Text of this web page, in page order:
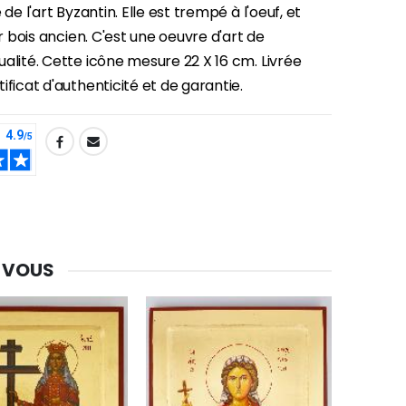
-30%
Eau de Lourdes 1 Litre
€12.00 €9.60
l'art Byzantin. Elle est trempé à l'oeuf, et
bois ancien. C'est une oeuvre d'art de
Cette icône mesure 22 X 16 cm. Livrée
d'authenticité et de garantie.